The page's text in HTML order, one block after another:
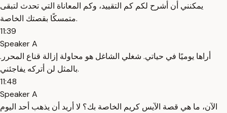
يمكنني أن أشرح لكم كم التقييد، وكم المعاناة التي تحدث لتبقى
متمسكًا بقصتك الخاصة.
11:39
Speaker A
أراها يوميًا في حياتي. شغلي الشاغل هو محاولة إزالة قناع المحرر.
بالمثل لن أتركه يفاجئني.
11:48
Speaker A
الآن، ما هي قصة الآيس كريم الخاصة بك؟ لا أريد أن يذهب أحد اليوم